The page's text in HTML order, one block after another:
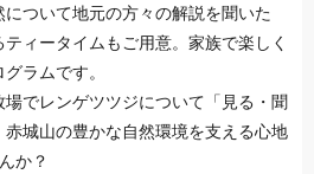
ついて地元の方々の解説を聞いた
ィータイムもご用意。家族で楽しく
ラムです。
でレンゲツツジについて「見る・聞
赤城山の豊かな自然環境を支える心地
か？